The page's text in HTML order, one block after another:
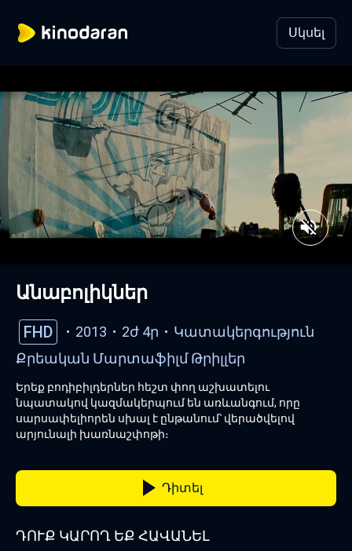
Սկսել
Անաբոլիկներ
FHD 2013 2ժ 4ր
Կատակերգություն
Քրեական ՄարտաֆիլմԹրիլլեր
Երեք բոդիբիլդերներ հեշտ փող աշխատելու
նպատակով կազմակերպում են առևանգում, որը
սարսափելիորեն սխալ է ընթանում՝ վերածվելով
արյունալի խառնաշփոթի։
Դիտել
ԴՈՒՔ ԿԱՐՈՂ ԵՔ ՀԱՎԱՆԵԼ